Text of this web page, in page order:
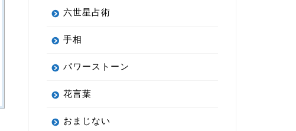
六世星占術
手相
パワーストーン
花言葉
おまじない